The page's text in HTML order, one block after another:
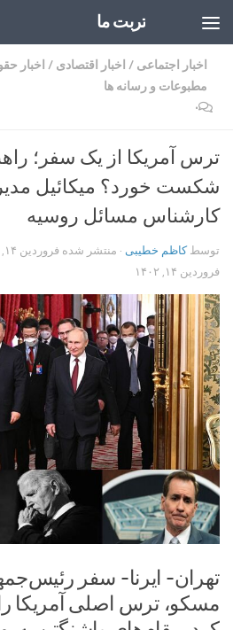
تربت ما
اخبار اجتماعی / اخبار اقتصادی / اخبار
مطبوعات و رسانه ها
۰
ترس آمریکا از یک سفر؛
شکست خورد؟ میکائیل
کارشناس مسائل روسیه
توسطکاظم خطیبی · منتشر شده فروردین ۱۴, ۱۴۰۲
فروردین ۱۴, ۱۴۰۲
تهران- ایرنا- سفر
مسکو، ترس اصلی آمریکا را